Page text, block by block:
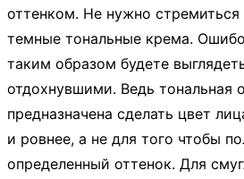
оттенком. Не нужно стремиться
темные тональные крема.
таким образом будете
отдохнувшими. Ведь тональная
предназначена сделать цвет
и ровнее, а не для того чтобы
определенный оттенок. Для